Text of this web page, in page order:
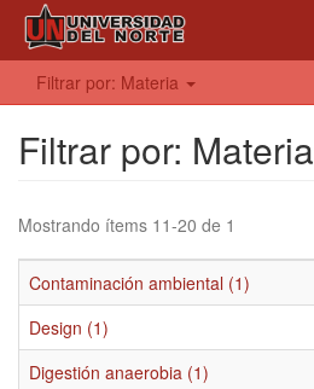
Filtrar por: Materia
Filtrar por: Materia
Mostrando ítems 11-20 de 1
Contaminación ambiental (1)
Design (1)
Digestión anaerobia (1)